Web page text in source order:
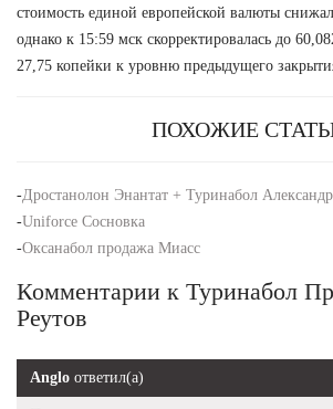
стоимость единой европейской валюты
однако к 15:59 мск скорректировалась до
27,75 копейки к уровню предыдущего
ПОХОЖИЕ
-Дростанолон Энантат + Туринабол
-Uniforce Сосновка
-Оксанабол продажа Миасс
Комментарии к Туринабол
Реутов
Anglo ответил(а)